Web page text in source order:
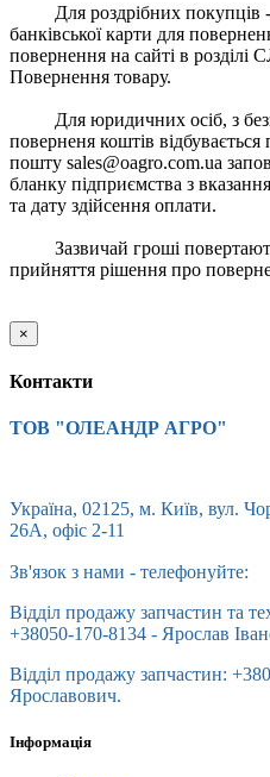
Для роздрібних покупців
банківської карти для
повернення на сайті в
Повернення товару.
Для юридичних осіб, з
поверненя коштів
пошту sales@oagro.com.ua
бланку підприємства з
та дату здійсення оплати.
Зазвичай гроші
прийняття рішення про
×
Контакти
ТОВ "ОЛЕАНДР АГРО"
Україна, 02125, м. Київ, вул.
26А, офіс 2-11
Зв'язок з нами - телефонуйте:
Відділ продажу запчастин та
+38050-170-8134 - Ярослав
Відділ продажу запчастин:
Ярославович.
Інформація